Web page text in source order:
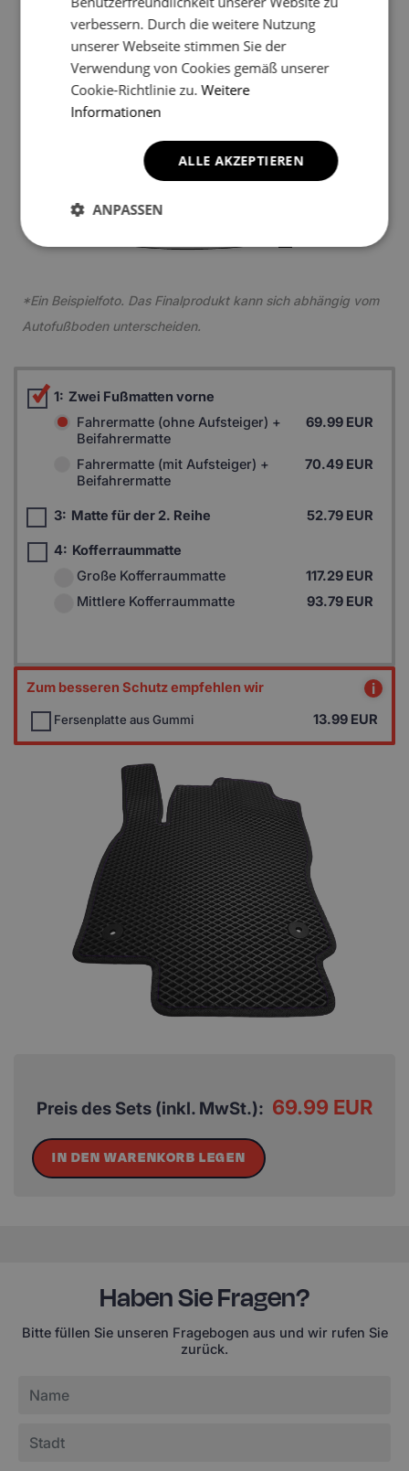
4
*Ein Beispielfoto. Das Finalprodukt kann sich abhängig vom
Autofußboden unterscheiden.
1: Zwei Fußmatten vorne
Fahrermatte (ohne Aufsteiger) +
Beifahrermatte
69.99 EUR
Fahrermatte (mit Aufsteiger) +
Beifahrermatte
70.49 EUR
3: Matte für der 2. Reihe 52.79 EUR
4: Kofferraummatte
Große Kofferraummatte
117.29 EUR
Mittlere Kofferraummatte
93.79 EUR
Zum besseren Schutz empfehlen wir i
Fersenplatte aus Gummi 13.99 EUR
Preis des Sets (inkl. MwSt.): 69.99 EUR
IN DEN WARENKORB LEGEN
Haben Sie Fragen?
Bitte füllen Sie unseren Fragebogen aus und wir rufen Sie
zurück.
verbessern. Durch die weitere Nutzung
unserer Webseite stimmen Sie der
Verwendung von Cookies gemäß unserer
Cookie-Richtlinie zu.Weitere
Informationen
ALLE AKZEPTIEREN
ANPASSEN